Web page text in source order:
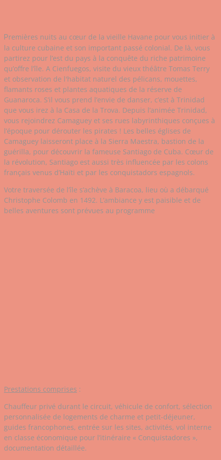
Premières nuits au cœur de la vieille Havane pour vous initier à
la culture cubaine et son important passé colonial. De là, vous
partirez pour l’est du pays à la conquête du riche patrimoine
qu’offre l’île. A Cienfuegos, visite du vieux théâtre Tomas Terry
et observation de l'habitat naturel des pélicans, mouettes,
flamants roses et plantes aquatiques de la réserve de
Guanaroca. S’il vous prend l’envie de danser, c’est à Trinidad
que vous irez à la Casa de la Trova. Depuis l’animée Trinidad,
vous rejoindrez Camaguey et ses rues labyrinthiques conçues à
l’époque pour dérouter les pirates ! Les belles églises de
Camaguey laisseront place à la Sierra Maestra, bastion de la
guérilla, pour découvrir la fameuse Santiago de Cuba. Cœur de
la révolution, Santiago est aussi très influencée par les colons
français venus d’Haïti et par les conquistadors espagnols.
Votre traversée de l’île s’achève à Baracoa, lieu où a débarqué
Christophe Colomb en 1492. L’ambiance y est paisible et de
belles aventures sont prévues au programme
Prestations comprises :
Chauffeur privé durant le circuit, véhicule de confort, sélection
personnalisée de logements de charme et petit-déjeuner,
guides francophones, entrée sur les sites, activités, vol interne
en classe économique pour l’itinéraire « Conquistadores »,
documentation détaillée.